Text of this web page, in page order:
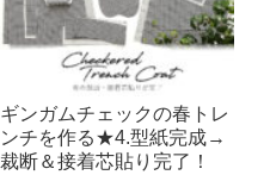
ギンガムチェックの春トレ
ンチを作る★4.型紙完成→
裁断＆接着芯貼り完了！